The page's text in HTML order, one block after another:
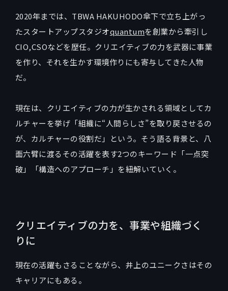
2020年までは、TBWA HAKUHODO傘下で立ち上がっ
たスタートアップスタジオquantumを創業から牽引し
CIO,CSOなどを歴任。クリエイティブの力を武器に事業
を作り、それを生かす環境作りにも寄与してきた人物
だ。
現在は、クリエイティブの力が生かされる領域としてカ
ルチャーを挙げ「組織に“人間らしさ”を取り戻させるの
が、カルチャーの役割だ」という。そう語る背景と、八
面六臂に渡るその活躍を表す2つのキーワード「一点突
破」「構造へのアプローチ」を紐解いていく。
クリエイティブの力を、事業や組織づく
りに
現在の活躍もさることながら、井上のユニークさはその
キャリアにもある。